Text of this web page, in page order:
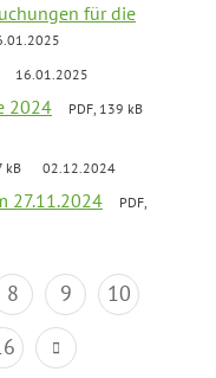
für die
16.01.2025
2024
PDF, 139 kB
kB 02.12.2024
27.11.2024
PDF,
8 9
10